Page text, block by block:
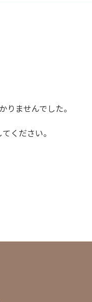
りませんでした。
ください。